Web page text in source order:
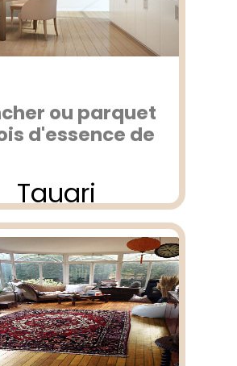
ou parquet
d'essence de
Tauari